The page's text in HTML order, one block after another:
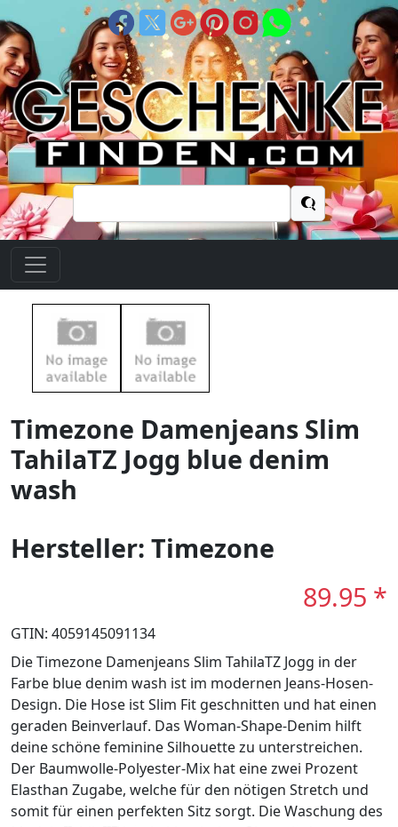
Suchen
nach:
Timezone Damenjeans Slim
TahilaTZ Jogg blue denim
wash
Hersteller: Timezone
89.95 *
GTIN: 4059145091134
Die Timezone Damenjeans Slim TahilaTZ Jogg in der
Farbe blue denim wash ist im modernen Jeans-Hosen-
Design. Die Hose ist Slim Fit geschnitten und hat einen
geraden Beinverlauf. Das Woman-Shape-Denim hilft
deine schöne feminine Silhouette zu unterstreichen.
Der Baumwolle-Polyester-Mix hat eine zwei Prozent
Elasthan Zugabe, welche für den nötigen Stretch und
somit für einen perfekten Sitz sorgt. Die Waschung des